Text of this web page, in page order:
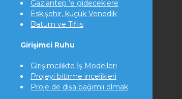
Gaziantep ‘e gideceklere
Eskişehir, küçük Venedik
Batum ve Tiflis
Girişimci Ruhu
Girişimcilikte İş Modelleri
Projeyi bitirme incelikleri
Proje de dışa bağımlı olmak